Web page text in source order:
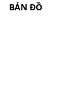
BẢN ĐỒ